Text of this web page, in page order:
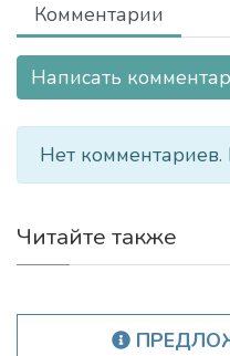
Комментарии
Написать
Нет
Читайте также